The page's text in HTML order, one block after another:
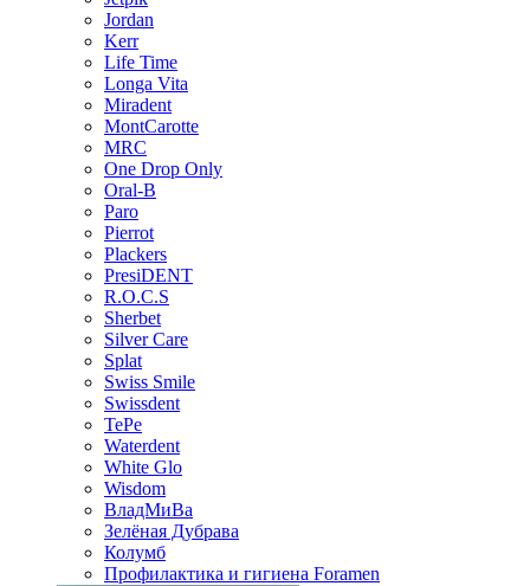
Jordan
Kerr
Life Time
Longa Vita
Miradent
MontCarotte
MRC
One Drop Only
Oral-B
Paro
Pierrot
Plackers
PresiDENT
R.O.C.S
Sherbet
Silver Care
Splat
Swiss Smile
Swissdent
TePe
Waterdent
White Glo
Wisdom
ВладМиВа
Зелёная Дубрава
Колумб
Профилактика и гигиена Foramen